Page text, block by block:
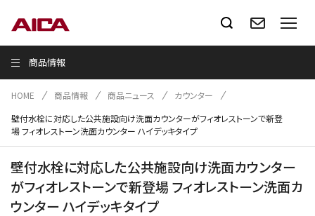
商品情報
HOME 商品情報 商品ニュース
カウンター
壁付水栓に対応した公共施設向け洗面カウンターがフィオレストーンで新登
場 フィオレストーン洗面カウンター ハイデッキタイプ
壁付水栓に対応した公共施設向け洗面カウンター
がフィオレストーンで新登場 フィオレストーン洗面カ
ウンター ハイデッキタイプ